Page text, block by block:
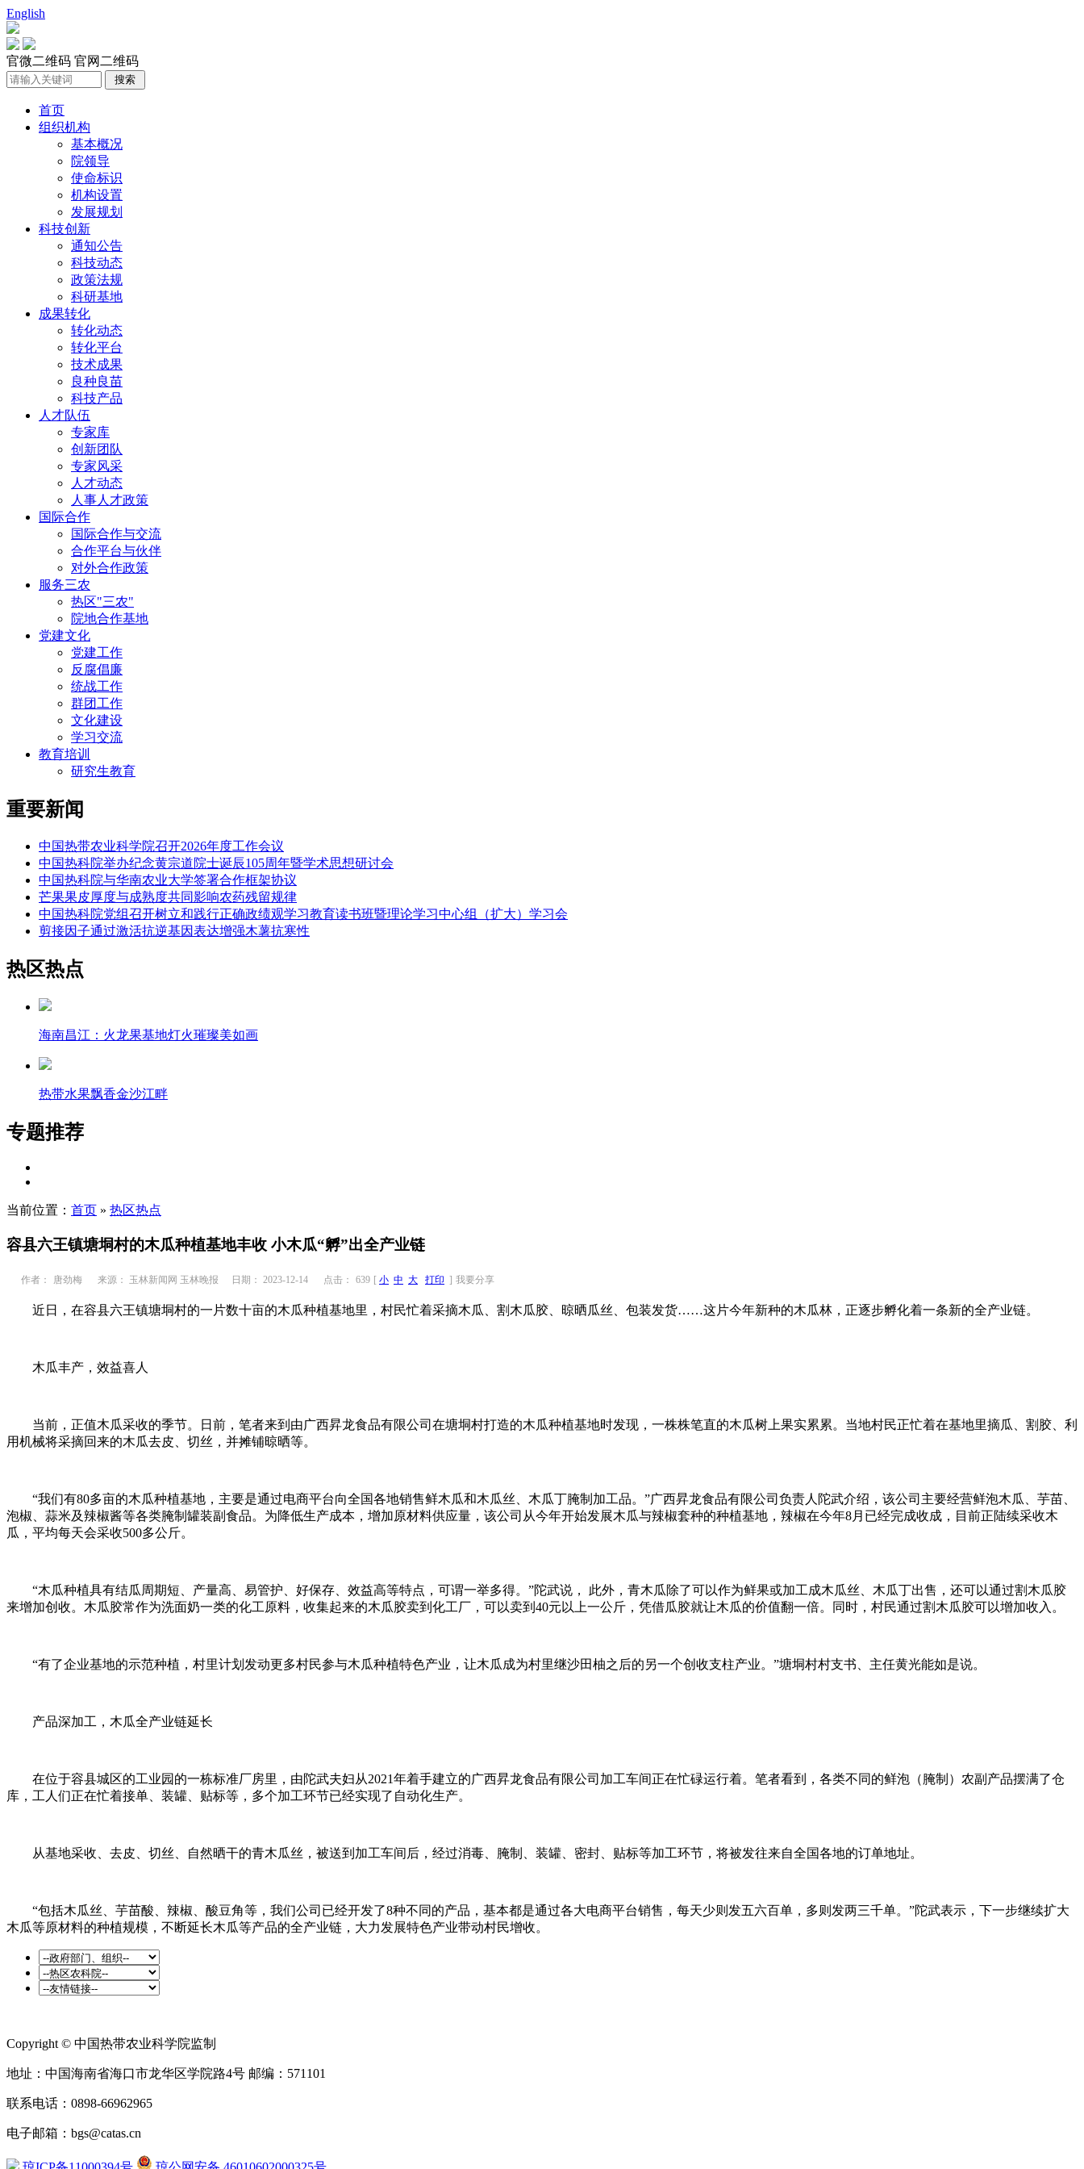
English
官微二维码 官网二维码
首页
组织机构
基本概况
院领导
使命标识
机构设置
发展规划
科技创新
通知公告
科技动态
政策法规
科研基地
成果转化
转化动态
转化平台
技术成果
良种良苗
科技产品
人才队伍
专家库
创新团队
专家风采
人才动态
人事人才政策
国际合作
国际合作与交流
合作平台与伙伴
对外合作政策
服务三农
热区"三农"
院地合作基地
党建文化
党建工作
反腐倡廉
统战工作
群团工作
文化建设
学习交流
教育培训
研究生教育
重要新闻
中国热带农业科学院召开2026年度工作会议
中国热科院举办纪念黄宗道院士诞辰105周年暨学术思想研讨会
中国热科院与华南农业大学签署合作框架协议
芒果果皮厚度与成熟度共同影响农药残留规律
中国热科院党组召开树立和践行正确政绩观学习教育读书班暨理论学习中心组（扩大）学习会
剪接因子通过激活抗逆基因表达增强木薯抗寒性
热区热点
海南昌江：火龙果基地灯火璀璨美如画
热带水果飘香金沙江畔
专题推荐
当前位置： 首页 » 热区热点
容县六王镇塘垌村的木瓜种植基地丰收 小木瓜“孵”出全产业链
作者： 唐劲梅 来源： 玉林新闻网 玉林晚报 日期： 2023-12-14 点击： 639 [ 小 中 大 打印 ] 我要分享
近日，在容县六王镇塘垌村的一片数十亩的木瓜种植基地里，村民忙着采摘木瓜、割木瓜胶、晾晒瓜丝、包装发货……这片今年新种的木瓜林，正逐步孵化着一条新的全产业链。
木瓜丰产，效益喜人
当前，正值木瓜采收的季节。日前，笔者来到由广西昇龙食品有限公司在塘垌村打造的木瓜种植基地时发现，一株株笔直的木瓜树上果实累累。当地村民正忙着在基地里摘瓜、割胶、利
用机械将采摘回来的木瓜去皮、切丝，并摊铺晾晒等。
“我们有80多亩的木瓜种植基地，主要是通过电商平台向全国各地销售鲜木瓜和木瓜丝、木瓜丁腌制加工品。”广西昇龙食品有限公司负责人陀武介绍，该公司主要经营鲜泡木瓜、芋苗、
泡椒、蒜米及辣椒酱等各类腌制罐装副食品。为降低生产成本，增加原材料供应量，该公司从今年开始发展木瓜与辣椒套种的种植基地，辣椒在今年8月已经完成收成，目前正陆续采收木
瓜，平均每天会采收500多公斤。
“木瓜种植具有结瓜周期短、产量高、易管护、好保存、效益高等特点，可谓一举多得。”陀武说， 此外，青木瓜除了可以作为鲜果或加工成木瓜丝、木瓜丁出售，还可以通过割木瓜胶
来增加创收。木瓜胶常作为洗面奶一类的化工原料，收集起来的木瓜胶卖到化工厂，可以卖到40元以上一公斤，凭借瓜胶就让木瓜的价值翻一倍。同时，村民通过割木瓜胶可以增加收入。
“有了企业基地的示范种植，村里计划发动更多村民参与木瓜种植特色产业，让木瓜成为村里继沙田柚之后的另一个创收支柱产业。”塘垌村村支书、主任黄光能如是说。
产品深加工，木瓜全产业链延长
在位于容县城区的工业园的一栋标准厂房里，由陀武夫妇从2021年着手建立的广西昇龙食品有限公司加工车间正在忙碌运行着。笔者看到，各类不同的鲜泡（腌制）农副产品摆满了仓
库，工人们正在忙着接单、装罐、贴标等，多个加工环节已经实现了自动化生产。
从基地采收、去皮、切丝、自然晒干的青木瓜丝，被送到加工车间后，经过消毒、腌制、装罐、密封、贴标等加工环节，将被发往来自全国各地的订单地址。
“包括木瓜丝、芋苗酸、辣椒、酸豆角等，我们公司已经开发了8种不同的产品，基本都是通过各大电商平台销售，每天少则发五六百单，多则发两三千单。”陀武表示，下一步继续扩大
木瓜等原材料的种植规模，不断延长木瓜等产品的全产业链，大力发展特色产业带动村民增收。
Copyright © 中国热带农业科学院监制
地址：中国海南省海口市龙华区学院路4号 邮编：571101
联系电话：0898-66962965
电子邮箱：bgs@catas.cn